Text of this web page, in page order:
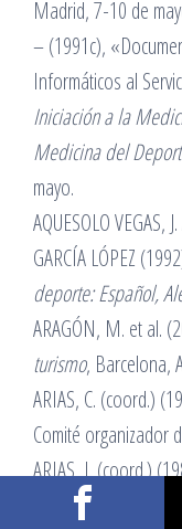
Madrid, 7-10 de
– (1991c),
Informáticos al
Iniciación a la
Medicina del
mayo.
AQUESOLO VEGAS,
GARCÍA LÓPEZ
deporte: Español,
ARAGÓN, M. et al.
turismo, Barcelona,
ARIAS, C. (coord.)
Comité organizador
ARIAS, I. (coord.)
Madrid, Oficina de